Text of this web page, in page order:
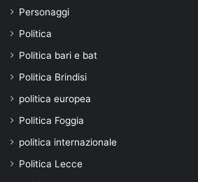
Personaggi
Politica
Politica bari e bat
Politica Brindisi
politica europea
Politica Foggia
politica internazionale
Politica Lecce